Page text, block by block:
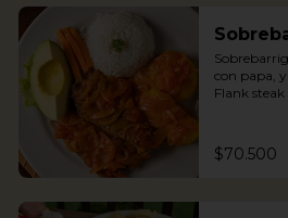
(avaliable
con papa,
Flank
$70.500